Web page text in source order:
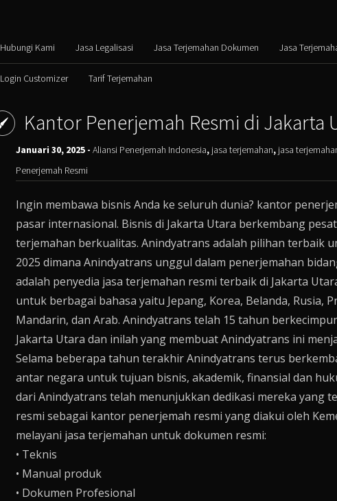
Hubungi Kami Jasa Legalisasi Jasa Terjemahan Dokumen Jasa
Login Customizer Tarif Terjemahan
Kantor Penerjemah Resmi di Jakarta
Januari 30, 2025 - Aliansi Penerjemah Indonesia, jasa terjemahan, jasa
Penerjemah Resmi
Ingin membawa bisnis Anda ke seluruh dunia? kantor
pasar internasional. Bisnis di Jakarta Utara berkembang
terjemahan berkualitas. Anindyatrans adalah pilihan terbaik
2025 dimana Anindyatrans unggul dalam penerjemahan
adalah penyedia jasa terjemahan resmi terbaik di Jakarta
untuk berbagai bahasa yaitu Jepang, Korea, Belanda, Rusia,
Mandarin, dan Arab. Anindyatrans telah 15 tahun
Jakarta Utara dan inilah yang membuat Anindyatrans ini
Selama beberapa tahun terakhir Anindyatrans terus
antar negara untuk tujuan bisnis, akademik, finansial dan
dari Anindyatrans telah menunjukkan dedikasi mereka yang
resmi sebagai kantor penerjemah resmi yang diakui oleh
melayani jasa terjemahan untuk dokumen resmi:
• Teknis
• Manual produk
• Dokumen Profesional